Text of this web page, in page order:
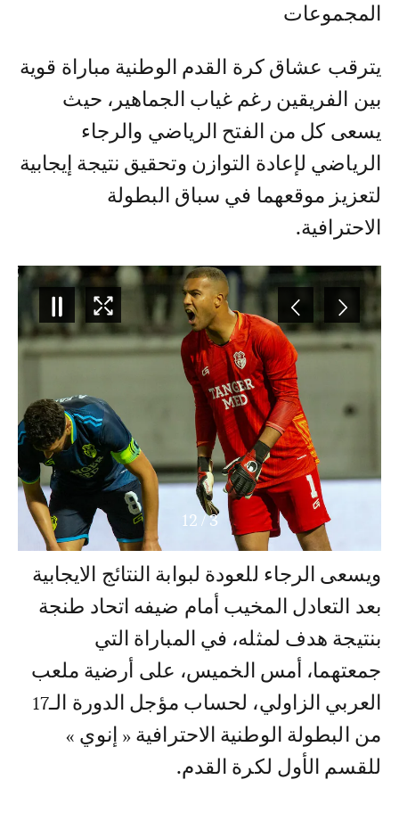
المجموعات
يترقب عشاق كرة القدم الوطنية مباراة قوية
بين الفريقين رغم غياب الجماهير، حيث
يسعى كل من الفتح الرياضي والرجاء
الرياضي لإعادة التوازن وتحقيق نتيجة إيجابية
لتعزيز موقعهما في سباق البطولة
الاحترافية.
3
/
12
ويسعى الرجاء للعودة لبوابة النتائج الايجابية
بعد التعادل المخيب أمام ضيفه اتحاد طنجة
بنتيجة هدف لمثله، في المباراة التي
جمعتهما، أمس الخميس، على أرضية ملعب
العربي الزاولي، لحساب مؤجل الدورة الـ17
من البطولة الوطنية الاحترافية « إنوي »
للقسم الأول لكرة القدم.